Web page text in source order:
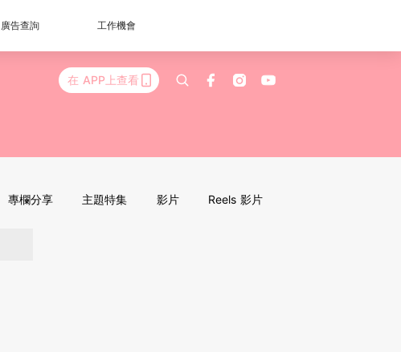
廣告查詢 工作機會
在 APP上查看
專欄分享 主題特集 影片 Reels 影片